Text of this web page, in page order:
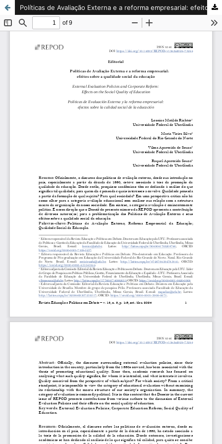
Políticas de Avaliação Externa e a reforma empresarial: efeitos sobre a qualidade social da educação